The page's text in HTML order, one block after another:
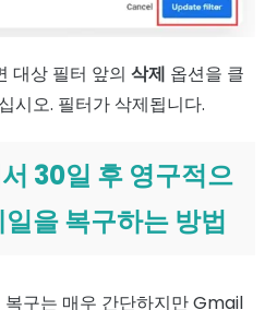
대상 필터 앞의 삭제 옵션을 클
시오. 필터가 삭제됩니다.
30일 후 영구적으
을 복구하는 방법
구는 매우 간단하지만 Gmail